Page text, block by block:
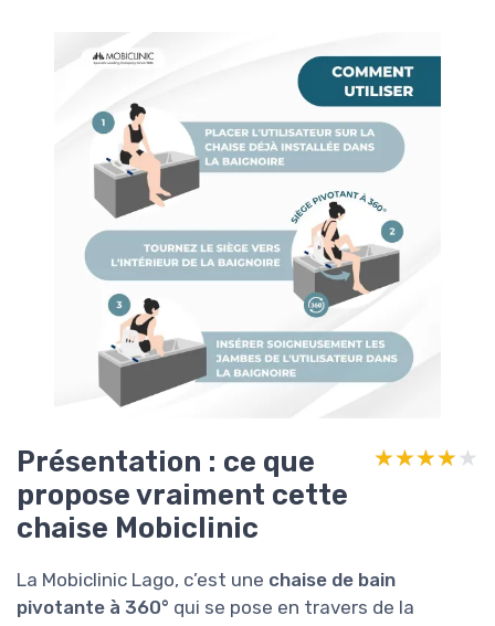
Présentation : ce que
propose vraiment cette
chaise Mobiclinic
★★★★★
★★★★★
La Mobiclinic Lago, c’est une chaise de bain
pivotante à 360° qui se pose en travers de la